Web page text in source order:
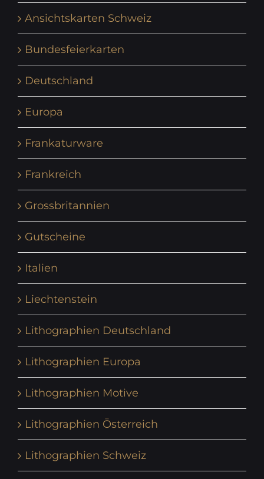
Ansichtskarten Schweiz
Bundesfeierkarten
Deutschland
Europa
Frankaturware
Frankreich
Grossbritannien
Gutscheine
Italien
Liechtenstein
Lithographien Deutschland
Lithographien Europa
Lithographien Motive
Lithographien Österreich
Lithographien Schweiz